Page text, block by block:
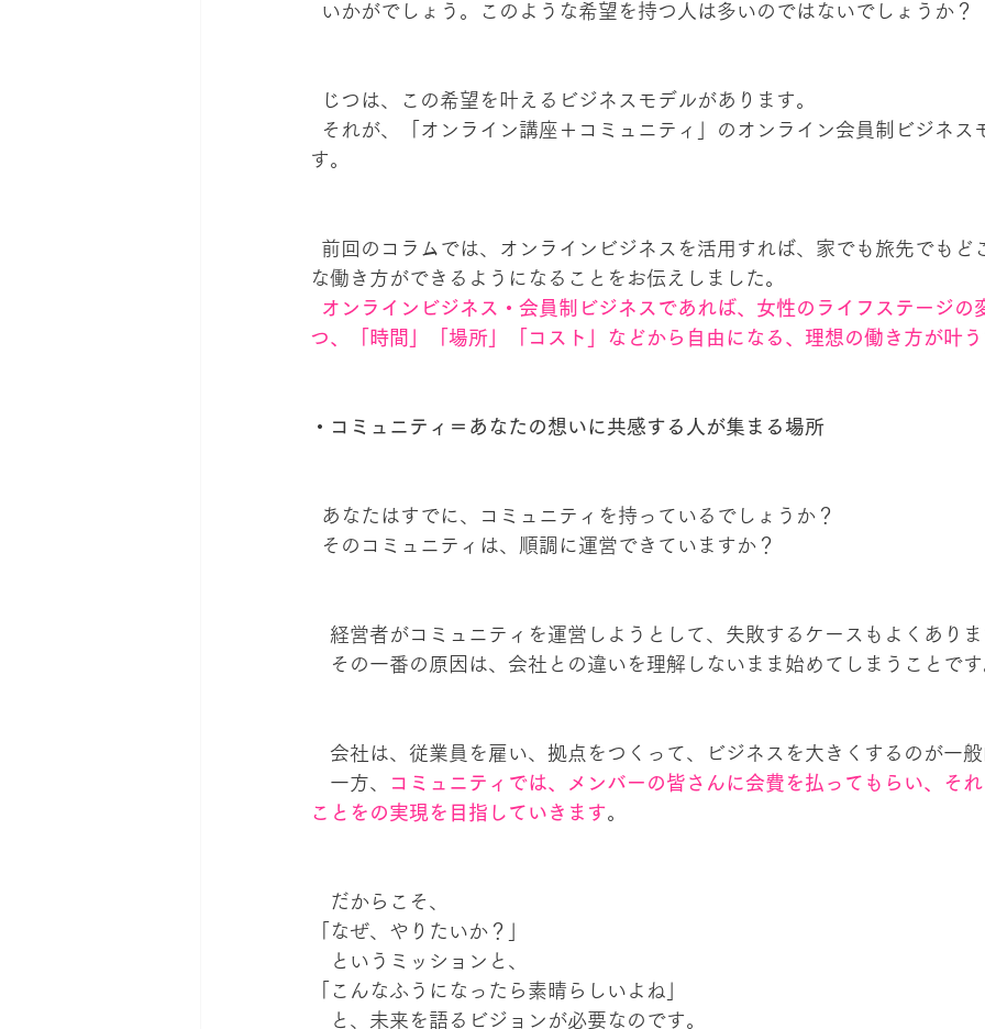
  いかがでしょう。このような希望を持つ人は多いのではないでしょうか？
  じつは、この希望を叶えるビジネスモデルがあります。
す。
な働き方ができるようになることをお伝えしました。
つ、「時間」「場所」「コスト」などから自由になる、理想の働き方が叶う
・コミュニティ＝あなたの想いに共感する人が集まる場所
  あなたはすでに、コミュニティを持っているでしょうか？
  そのコミュニティは、順調に運営できていますか？
経営者がコミュニティを運営しようとして、失敗するケースもよくありま
その一番の原因は、会社との違いを理解しないまま始めてしまうことです
会社は、従業員を雇い、拠点をつくって、ビジネスを大きくするのが一般
一方、
コミュニティでは、メンバーの皆さんに会費を払ってもらい、そ
ことをの実現を目指していきます。
だからこそ、
「なぜ、やりたいか？」
というミッションと、
「こんなふうになったら素晴らしいよね」
と、未来を語るビジョンが必要なのです。